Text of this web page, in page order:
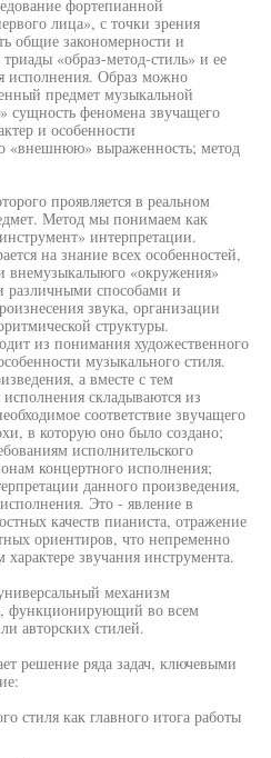
фортепианной
лица», с точки зрения
общие закономерности и
«образ-метод-стиль» и ее
исполнения. Образ можно
предмет музыкальной
сущность феномена звучащего
и особенности
«внешнюю» выраженность; метод
проявляется в реальном
Метод мы понимаем как
интерпретации.
на знание всех особенностей,
внемузыкалыюго «окружения»
различными способами и
звука, организации
структуры.
из понимания художественного
музыкального стиля.
а вместе с тем
складываются из
соответствие звучащего
в которую оно было создано;
исполнительского
концертного исполнения;
данного произведения,
Это - явление в
качеств пианиста, отражение
ориентиров, что непременно
звучания инструмента.
механизм
функционирующий во всем
авторских стилей.
решение ряда задач, ключевыми
стиля как главного итога работы